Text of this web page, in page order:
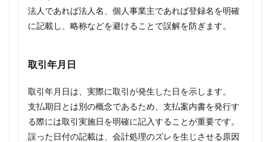
法人であれば法人名、個人事業主であれば登録名を明確
に記載し、略称などを避けることで誤解を防ぎます。
取引年月日
取引年月日は、実際に取引が発生した日を示します。
支払期日とは別の概念であるため、支払案内書を発行す
る際には取引実施日を明確に記入することが重要です。
誤った日付の記載は、会計処理のズレを生じさせる原因